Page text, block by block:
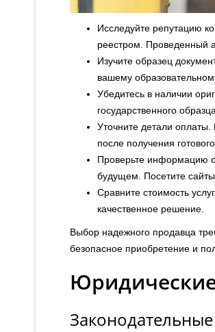
Исследуйте репутацию
реестром. Проведенный
Изучите образец
вашему
Убедитесь в наличии
государственного
Уточните детали
после получения
Проверьте информацию о
будущем. Посетите
Сравните стоимость
качественное решение.
Выбор надежного продавца
безопасное приобретение и
Законодательные